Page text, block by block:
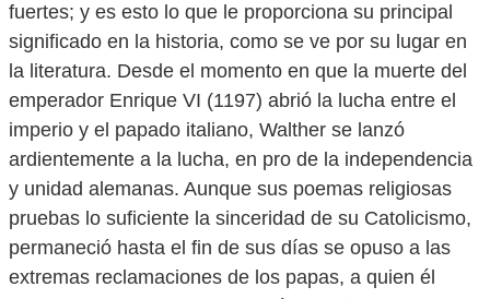
fuertes; y es esto lo que le proporciona su principal
significado en la historia, como se ve por su lugar en
la literatura. Desde el momento en que la muerte del
emperador Enrique VI (1197) abrió la lucha entre el
imperio y el papado italiano, Walther se lanzó
ardientemente a la lucha, en pro de la independencia
y unidad alemanas. Aunque sus poemas religiosas
pruebas lo suficiente la sinceridad de su Catolicismo,
permaneció hasta el fin de sus días se opuso a las
extremas reclamaciones de los papas, a quien él